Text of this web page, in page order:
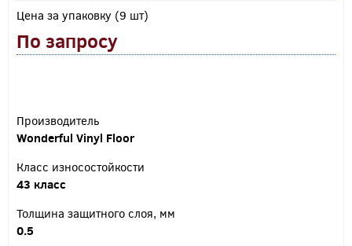
Цена за упаковку (9 шт)
По запросу
Производитель
Wonderful Vinyl Floor
Класс износостойкости
43 класс
Толщина защитного слоя, мм
0.5